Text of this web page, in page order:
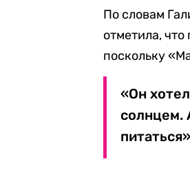
По словам
отметила,
поскольку
«Он
солнцем.